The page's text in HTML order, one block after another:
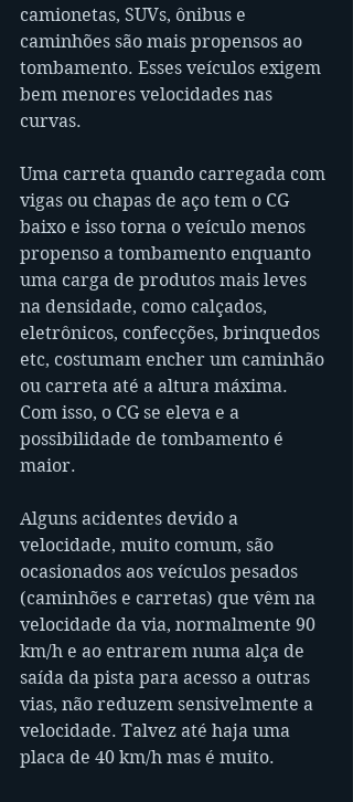
camionetas, SUVs, ônibus e
caminhões são mais propensos ao
tombamento. Esses veículos exigem
bem menores velocidades nas
curvas.
Uma carreta quando carregada com
vigas ou chapas de aço tem o CG
baixo e isso torna o veículo menos
propenso a tombamento enquanto
uma carga de produtos mais leves
na densidade, como calçados,
eletrônicos, confecções, brinquedos
etc, costumam encher um caminhão
ou carreta até a altura máxima.
Com isso, o CG se eleva e a
possibilidade de tombamento é
maior.
Alguns acidentes devido a
velocidade, muito comum, são
ocasionados aos veículos pesados
(caminhões e carretas) que vêm na
velocidade da via, normalmente 90
km/h e ao entrarem numa alça de
saída da pista para acesso a outras
vias, não reduzem sensivelmente a
velocidade. Talvez até haja uma
placa de 40 km/h mas é muito.